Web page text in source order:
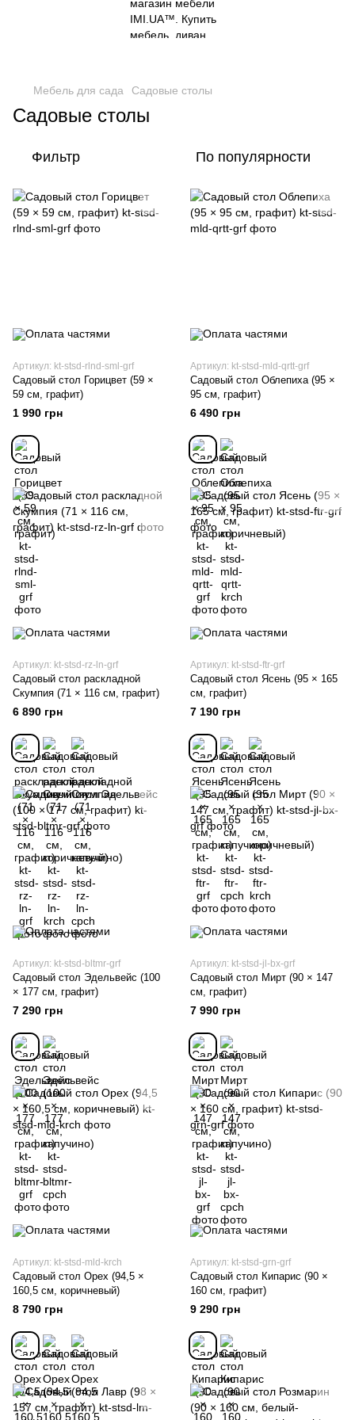
Мебель для сада Садовые столы
Садовые столы
Фильтр По популярности
Артикул: kt-stsd-rlnd-sml-grf
Садовый стол Горицвет (59 ×
59 см, графит)
1 990 грн
Артикул: kt-stsd-mld-qrtt-grf
Садовый стол Облепиха (95 ×
95 см, графит)
6 490 грн
Артикул: kt-stsd-rz-ln-grf
Садовый стол раскладной
Скумпия (71 × 116 см, графит)
6 890 грн
Артикул: kt-stsd-ftr-grf
Садовый стол Ясень (95 × 165
см, графит)
7 190 грн
Артикул: kt-stsd-bltmr-grf
Садовый стол Эдельвейс (100
× 177 см, графит)
7 290 грн
Артикул: kt-stsd-jl-bx-grf
Садовый стол Мирт (90 × 147
см, графит)
7 990 грн
Артикул: kt-stsd-mld-krch
Садовый стол Орех (94,5 ×
160,5 см, коричневый)
8 790 грн
Артикул: kt-stsd-grn-grf
Садовый стол Кипарис (90 ×
160 см, графит)
9 290 грн